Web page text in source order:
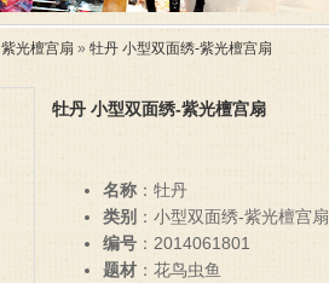
紫光檀宫扇 » 牡丹 小型双面绣-紫光檀宫扇
牡丹 小型双面绣-紫光檀宫扇
名称 ：牡丹
类别 ：小型双面绣-紫光檀宫扇
编号 ：2014061801
题材 ：花鸟虫鱼